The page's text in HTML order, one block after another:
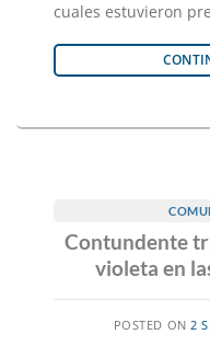
cuales estuvieron
Contundente
violeta en
POSTED ON 2